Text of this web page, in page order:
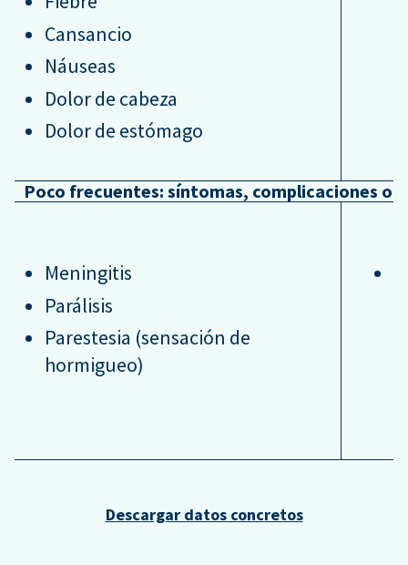
Cansancio
Náuseas
Dolor de cabeza
Dolor de estómago
Poco frecuentes: síntomas, complicaciones o
Meningitis
Parálisis
Parestesia (sensación de
hormigueo)
Descargar datos concretos